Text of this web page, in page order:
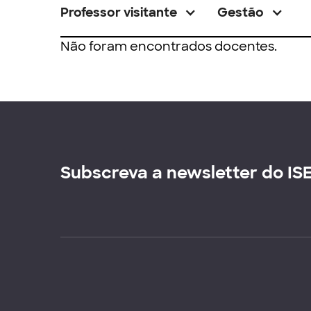
Professor visitante Gestão
Não foram encontrados docentes.
Subscreva a newsletter do